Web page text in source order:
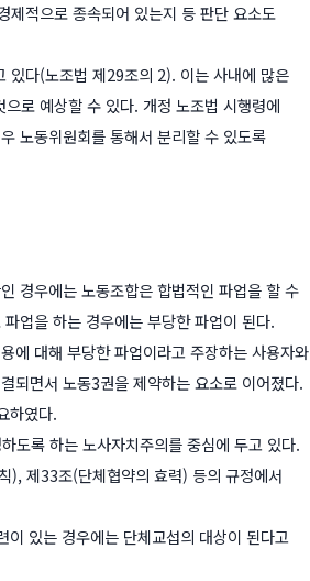
제적으로 종속되어 있는지 등 판단 요소도
있다(노조법 제29조의 2). 이는 사내에 많은
로 예상할 수 있다. 개정 노조법 시행령에
노동위원회를 통해서 분리할 수 있도록
경우에는 노동조합은 합법적인 파업을 할 수
업을 하는 경우에는 부당한 파업이 된다.
에 대해 부당한 파업이라고 주장하는 사용자와
되면서 노동3권을 제약하는 요소로 이어졌다.
하였다.
도록 하는 노사자치주의를 중심에 두고 있다.
), 제33조(단체협약의 효력) 등의 규정에서
있는 경우에는 단체교섭의 대상이 된다고